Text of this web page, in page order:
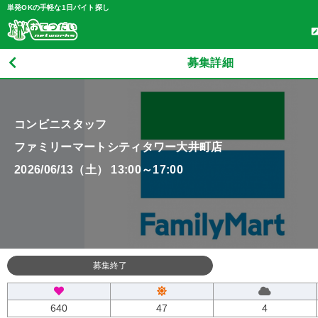
単発OKの手軽な1日バイト探し
募集詳細
コンビニスタッフ
ファミリーマートシティタワー大井町店
2026/06/13（土） 13:00～17:00
募集終了
640 47 4